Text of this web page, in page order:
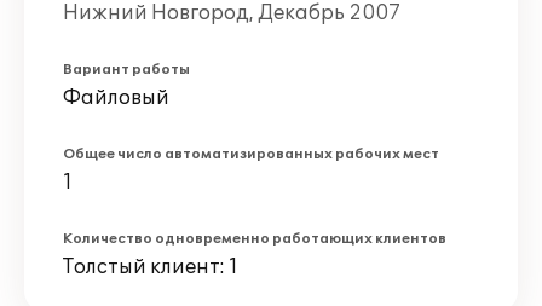
Нижний Новгород, Декабрь 2007
Вариант работы
Файловый
Общее число автоматизированных рабочих мест
1
Количество одновременно работающих клиентов
Толстый клиент: 1